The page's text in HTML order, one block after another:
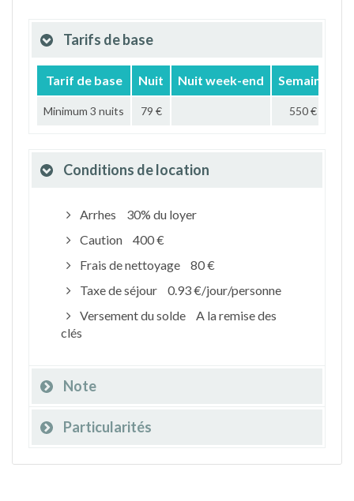
Tarifs de base
Tarif de base Nuit Nuit week-end Semaine
Minimum 3 nuits 79 € 550 €
Conditions de location
Arrhes
30% du loyer
Caution
400 €
Frais de nettoyage
80 €
Taxe de séjour
0.93 €/jour/personne
Versement du solde
A la remise des
clés
Note
Particularités